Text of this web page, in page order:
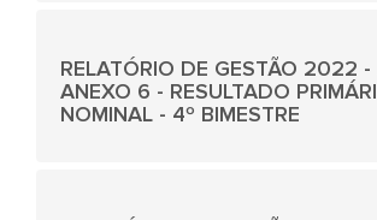
RELATÓRIO DE GESTÃO 2022
ANEXO 6 - RESULTADO
NOMINAL - 4º BIMESTRE